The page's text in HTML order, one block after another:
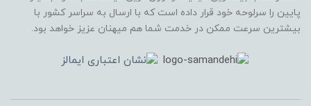
پایین را سرلوحه خود قرار داده است که با ارسال به سراسر کشور با
بیشترین سرعت ممکن در خدمت شما هم میهنان عزیز خواهد بود.